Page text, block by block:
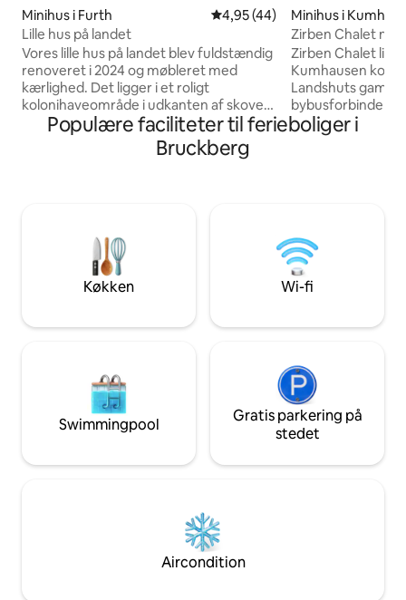
Minihus i Furth 4,95 ud af 5 i gennemsnitlig
4,95 (44)
Lille hus på landet
Vores lille hus på landet blev fuldstændig
renoveret i 2024 og møbleret med
kærlighed. Det ligger i et roligt
kolonihaveområde i udkanten af skoven
og tilbyder en unik udsigt over Further
Valley. Boligen ligger blot få minutter i bil
fra den smukke by Landshut. Perfekt til
dagslys *Privat terrasse med
siddepladser *Smart-tv
Minihus i
Zirben Chalet
Zirben Chalet
Kumhausen
Landshuts gamle
af skov, marker og enge.
hytten, der er
maks. 3 børn op
12 år.
Populære faciliteter til ferieboliger i
Bruckberg
Køkken Wi-fi
Swimmingpool
Gratis parkering på
stedet
Aircondition